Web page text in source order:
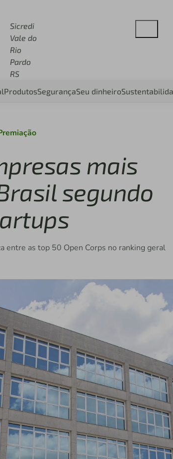
Sicredi
Vale do
Rio
Pardo
RS
ProdutosSegurançaSeu dinheiro
mais
segundo
entre as top 50 Open Corps no ranking geral